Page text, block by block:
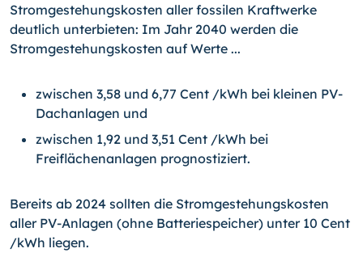
Stromgestehungskosten aller fossilen Kraftwerke
deutlich unterbieten: Im Jahr 2040 werden die
Stromgestehungskosten auf Werte ...
zwischen 3,58 und 6,77 Cent /kWh bei kleinen PV-
Dachanlagen und
zwischen 1,92 und 3,51 Cent /kWh bei
Freiflächenanlagen prognostiziert.
Bereits ab 2024 sollten die Stromgestehungskosten
aller PV-Anlagen (ohne Batteriespeicher) unter 10 Cent
/kWh liegen.